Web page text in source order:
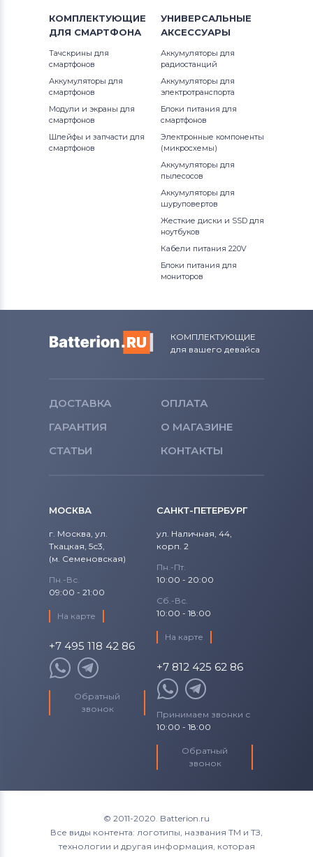
КОМПЛЕКТУЮЩИЕ
ДЛЯ СМАРТФОНА
Тачскрины для
смартфонов
Аккумуляторы для
смартфонов
Модули и экраны для
смартфонов
Шлейфы и запчасти для
смартфонов
УНИВЕРСАЛЬНЫЕ
АКСЕССУАРЫ
Аккумуляторы для
радиостанций
Аккумуляторы для
электротранспорта
Блоки питания для
смартфонов
Электронные компоненты
(микросхемы)
Аккумуляторы для
пылесосов
Аккумуляторы для
шуруповертов
Жесткие диски и SSD для
ноутбуков
Кабели питания 220V
Блоки питания для
мониторов
КОМПЛЕКТУЮЩИЕ
для вашего девайса
ДОСТАВКА
ОПЛАТА
ГАРАНТИЯ
О МАГАЗИНЕ
СТАТЬИ
КОНТАКТЫ
МОСКВА
г. Москва, ул.
Ткацкая, 5с3,
(м. Семеновская)
Пн.-Вс.
09:00 - 21:00
На карте
+7 495 118 42 86
Обратный
звонок
САНКТ-ПЕТЕРБУРГ
ул. Наличная, 44,
корп. 2
Пн.-Пт.
10:00 - 20:00
Сб.-Вс.
10:00 - 18:00
На карте
+7 812 425 62 86
Принимаем звонки с
10:00 - 18:00
Обратный
звонок
© 2011-2020. Batterion.ru
Все виды контента: логотипы, названия ТМ и ТЗ,
технологии и другая информация, которая